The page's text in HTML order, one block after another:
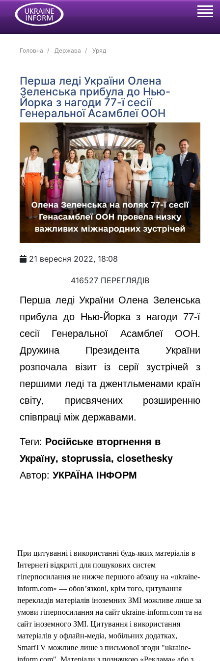
Головна Держава Уряд
Перша леді України Олена
Зеленська прибула до Нью-
Йорка з нагоди 77-ї сесії
Генеральної Асамблеї ООН
21 вересня 2022, 18:08
416527 ПЕРЕГЛЯДІВ
Перша леді України Олена Зеленська
прибула до Нью-Йорка з нагоди 77-ї
сесії Генеральної Асамблеї ООН.
Дружина Президента України
розпочала візит із серії зустрічей з
першими леді та джентльменами країн
світу, присвячених розширенню
співпраці між державами.
Теги: Російське вторгнення в
Україну, stoprussia, closethesky
Автор:УКРАЇНА ІНФОРМ
При цитуванні і використанні будь-яких матеріалів в
Інтернеті відкриті для пошукових систем
гіперпосилання не нижче першого абзацу на «ukraine-
inform.com» — обов’язкові, крім того, цитування
перекладів матеріалів іноземних ЗМІ можливе лише за
умови гіперпосилання на сайт ukraine-inform.com та на
сайт іноземного ЗМІ. Цитування і використання
матеріалів у офлайн-медіа, мобільних додатках,
SmartTV можливе лише з письмової згоди "ukraine-
inform.com". Матеріали з позначкою «Реклама» або з